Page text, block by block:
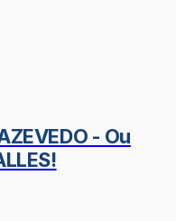
- Ou